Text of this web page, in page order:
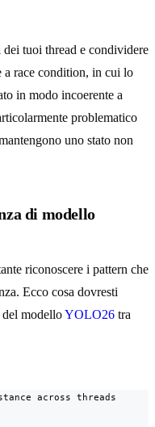
tuoi thread e condividere
a race condition, in cui lo
in modo incoerente a
problematico
uno stato non
di modello
riconoscere i pattern che
Ecco cosa dovresti
del modelloYOLO26 tra
across threads